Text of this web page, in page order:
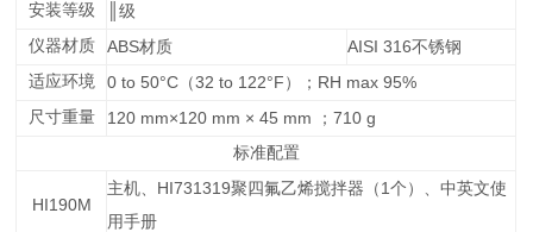
安装等级 ║级
仪器材质
ABS材质 AISI 316不锈钢
适应环境
0 to 50°C （32 to 122°F ）； RH max 95%
尺寸重量 120 mm×120 mm × 45 mm ；710 g
标准配置
HI190M
主机、 HI731319聚四氟乙烯搅拌器（ 1个）、中英文使
用手册